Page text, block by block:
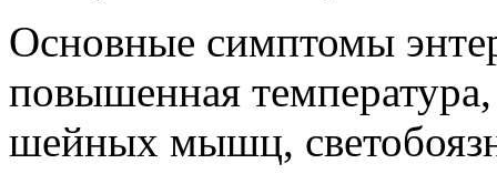
Основные симптомы
повышенная
шейных мышц,